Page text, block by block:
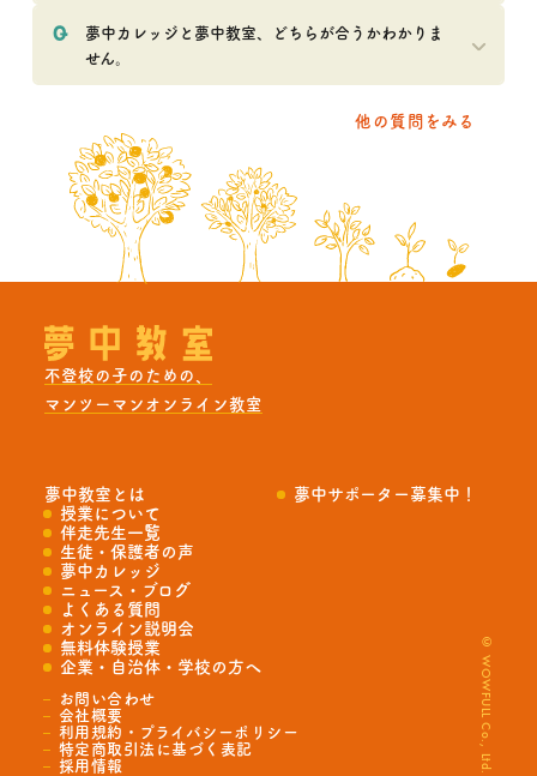
夢中カレッジと夢中教室、どちらが合うかわかりま
せん。
他の質問をみる
不登校の子のための、
マンツーマンオンライン教室
夢中教室とは
授業について
伴走先生一覧
生徒・保護者の声
夢中カレッジ
ニュース・ブログ
よくある質問
オンライン説明会
無料体験授業
企業・自治体・学校の方へ
夢中サポーター募集中！
お問い合わせ
会社概要
利用規約・プライバシーポリシー
特定商取引法に基づく表記
採用情報
© WOWFULL Co., Ltd.